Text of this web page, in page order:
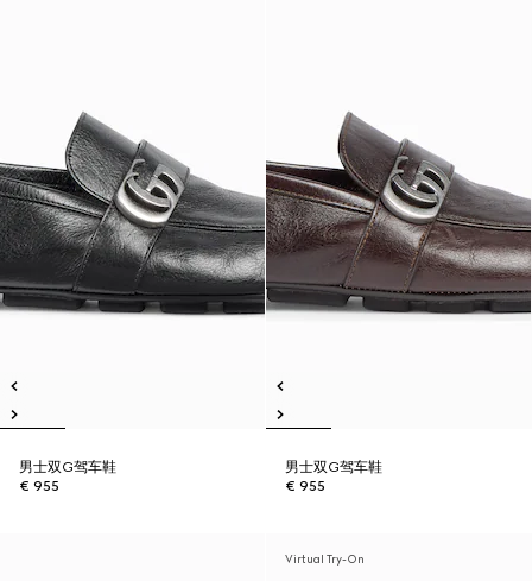
男士双G驾车鞋
€ 955
男士双G驾车鞋
€ 955
Virtual Try-On